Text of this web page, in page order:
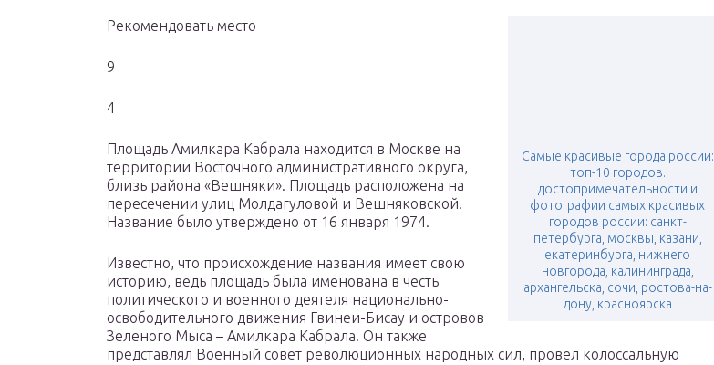
Самые красивые города россии:
топ-10 городов.
достопримечательности и
фотографии самых красивых
городов россии: санкт-
петербурга, москвы, казани,
екатеринбурга, нижнего
новгорода, калининграда,
архангельска, сочи, ростова-на-
дону, красноярска
Рекомендовать место
9
4
Площадь Амилкара Кабрала находится в Москве на
территории Восточного административного округа,
близь района «Вешняки». Площадь расположена на
пересечении улиц Молдагуловой и Вешняковской.
Название было утверждено от 16 января 1974.
Известно, что происхождение названия имеет свою
историю, ведь площадь была именована в честь
политического и военного деятеля национально-
освободительного движения Гвинеи-Бисау и островов
Зеленого Мыса – Амилкара Кабрала. Он также
представлял Военный совет революционных народных сил, провел колоссальную